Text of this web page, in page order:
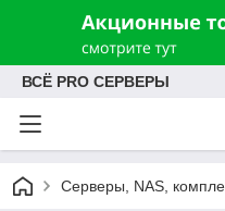
ВСЁ PRO СЕРВЕРЫ
Серверы, NAS,